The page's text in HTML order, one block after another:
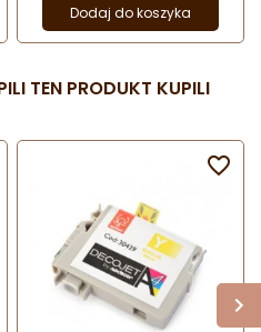
Dodaj do koszyka
TEN PRODUKT KUPILI
